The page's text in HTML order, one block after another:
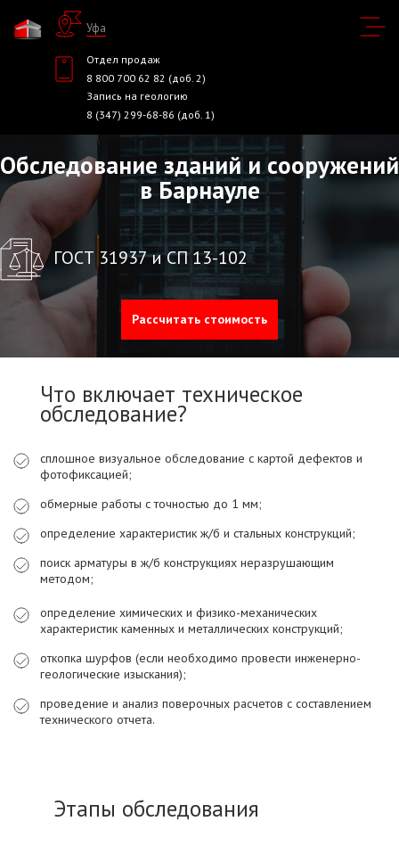
Уфа
Отдел продаж
8 800 700 62 82 (доб. 2)
Запись на геологию
8 (347) 299-68-86 (доб. 1)
Обследование зданий и сооружений
в Барнауле
ГОСТ 31937 и СП 13-102
Рассчитать стоимость
Что включает техническое
обследование?
сплошное визуальное обследование с картой дефектов и
фотофиксацией;
обмерные работы с точностью до 1 мм;
определение характеристик ж/б и стальных конструкций;
поиск арматуры в ж/б конструкциях неразрушающим
методом;
определение химических и физико-механических
характеристик каменных и металлических конструкций;
откопка шурфов (если необходимо провести инженерно-
геологические изыскания);
проведение и анализ поверочных расчетов с составлением
технического отчета.
Этапы обследования